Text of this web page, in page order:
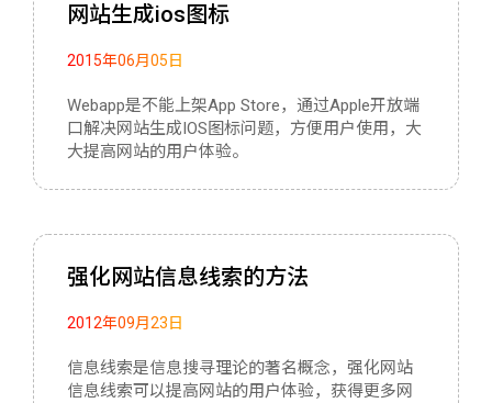
网站生成ios图标
2015年06月05日
Webapp是不能上架App Store，通过Apple开放端
口解决网站生成IOS图标问题，方便用户使用，大
大提高网站的用户体验。
强化网站信息线索的方法
2012年09月23日
信息线索是信息搜寻理论的著名概念，强化网站
信息线索可以提高网站的用户体验，获得更多网